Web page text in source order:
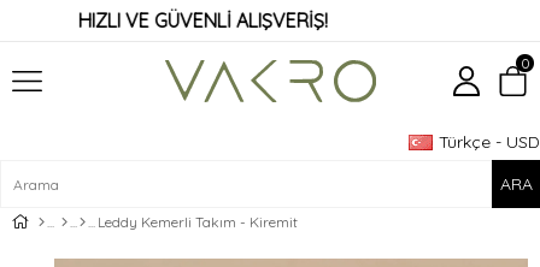
HIZLI VE GÜVENLİ ALIŞVERİŞ!
Türkçe - USD
0
Leddy Kemerli Takım - Kiremit